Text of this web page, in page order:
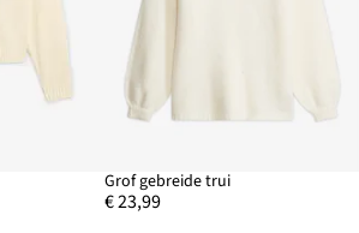
Grof gebreide trui
€ 23,99